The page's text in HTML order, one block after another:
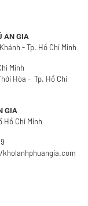
AN GIA
- Tp. Hồ Chí Minh
Minh
Hòa - Tp. Hồ Chí
GIA
Hồ Chí Minh